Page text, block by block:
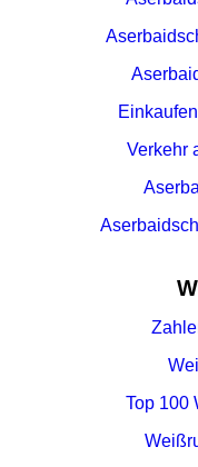
Verkehr
Top 100